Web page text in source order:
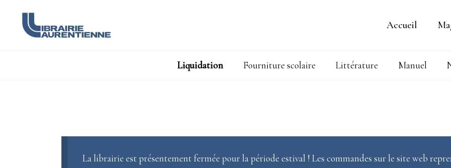
Accueil
Liquidation Fourniture scolaire Littérature Manuel
La librairie est présentement fermée pour la période estival ! Les commandes sur le site web